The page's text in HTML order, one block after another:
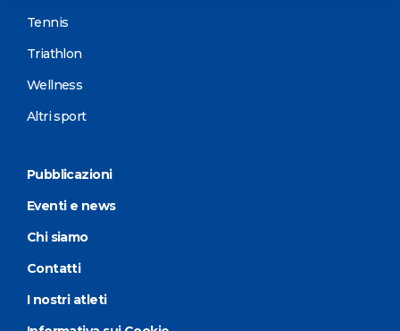
Tennis
Triathlon
Wellness
Altri sport
Pubblicazioni
Eventi e news
Chi siamo
Contatti
I nostri atleti